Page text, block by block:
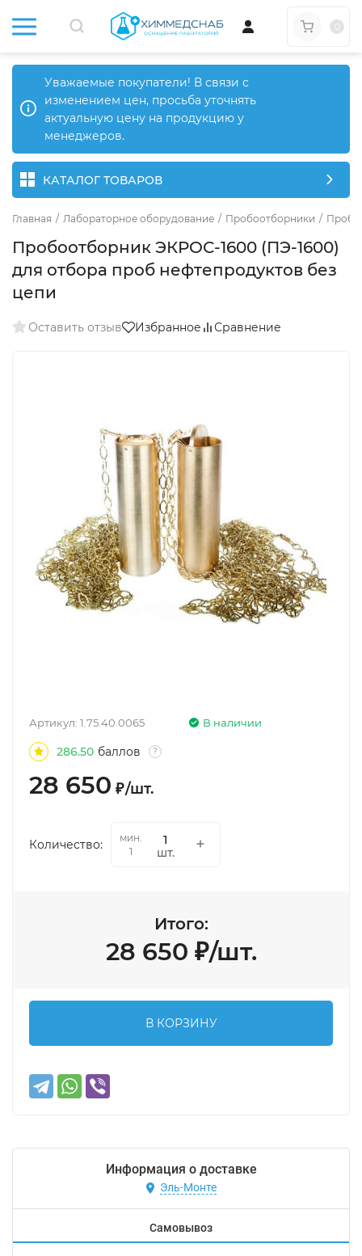
Уважаемые покупатели! В связи с
изменением цен, просьба уточнять
актуальную цену на продукцию у
менеджеров.
КАТАЛОГ ТОВАРОВ
Главная / Лабораторное оборудование / Пробоотборники /
Пробоотборник ЭКРОС-1600 (ПЭ-1600)
для отбора проб нефтепродуктов без
цепи
Оставить отзыв Избранное Сравнение
В наличии
Артикул: 1.75.40.0065
286.50 баллов ?
28 650 ₽/шт.
Количество:
мин.
1
шт.
Итого:
28 650 ₽/шт.
В КОРЗИНУ
Информация о доставке
Эль-Монте
Самовывоз